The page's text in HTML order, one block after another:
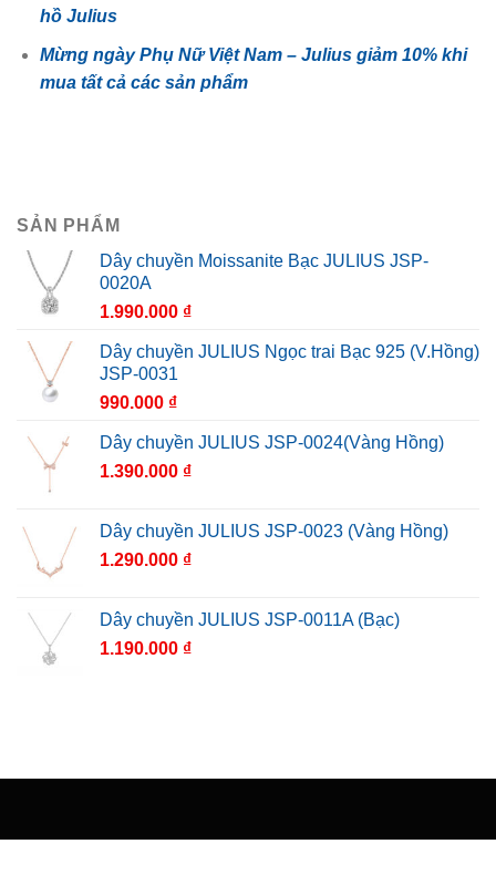
hồ Julius
Mừng ngày Phụ Nữ Việt Nam – Julius giảm 10% khi
mua tất cả các sản phẩm
SẢN PHẨM
Dây chuyền Moissanite Bạc JULIUS JSP-
0020A
1.990.000 ₫
Dây chuyền JULIUS Ngọc trai Bạc 925 (V.Hồng)
JSP-0031
990.000 ₫
Dây chuyền JULIUS JSP-0024(Vàng Hồng)
1.390.000 ₫
Dây chuyền JULIUS JSP-0023 (Vàng Hồng)
1.290.000 ₫
Dây chuyền JULIUS JSP-0011A (Bạc)
1.190.000 ₫